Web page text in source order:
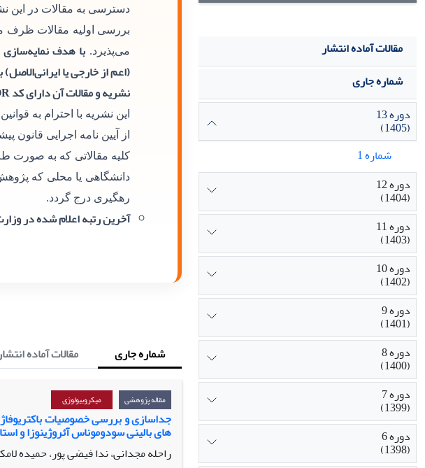
مقالات آماده انتشار
شماره جاری
دوره 13
(1405)
شماره 1
دوره 12
(1404)
دوره 11
(1403)
دوره 10
(1402)
دوره 9
(1401)
دوره 8
(1400)
دوره 7
(1399)
دوره 6
(1398)
دسترسی به مقالات در این
بررسی اولیه مقالات ظرف
می‌پذیرد.با هدف نمایه‌سازی
(اعم از خارجی یا
نشریه و مقالات آن دارای کد DOR و DOI می باشند.
این نشریه با احترام به
از آیین نامه اجرایی قانون
کلیه مقالاتی که به صورت
دانشگاهی یا محلی که
رهگیری درج گردد.
آخرین رتبه اعلام شده در وزارت
شماره جاری مقالات آماده
مقاله پژوهشی میکروبیولوژی
جداسازی و بررسی خصوصیات باکتریوفاژ
های بالینی سودوموناس آئروژینوزا و
راحله مجدانی، ندا فیضی پور، حمیده